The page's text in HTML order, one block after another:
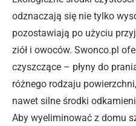
odznaczają się nie tylko
pozostawiają po użyciu
ziół i owoców. Swonco.pl
czyszczące – płyny do
różnego rodzaju
nawet silne środki
Aby wyeliminować z domu